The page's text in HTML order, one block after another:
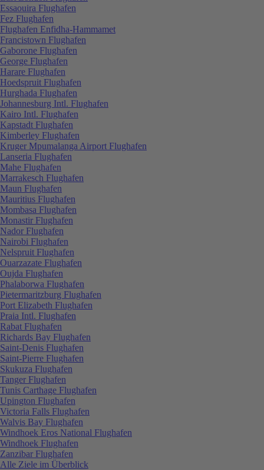
Essaouira Flughafen
Fez Flughafen
Flughafen Enfidha-Hammamet
Francistown Flughafen
Gaborone Flughafen
George Flughafen
Harare Flughafen
Hoedspruit Flughafen
Hurghada Flughafen
Johannesburg Intl. Flughafen
Kairo Intl. Flughafen
Kapstadt Flughafen
Kimberley Flughafen
Kruger Mpumalanga Airport Flughafen
Lanseria Flughafen
Mahe Flughafen
Marrakesch Flughafen
Maun Flughafen
Mauritius Flughafen
Mombasa Flughafen
Monastir Flughafen
Nador Flughafen
Nairobi Flughafen
Nelspruit Flughafen
Ouarzazate Flughafen
Oujda Flughafen
Phalaborwa Flughafen
Pietermaritzburg Flughafen
Port Elizabeth Flughafen
Praia Intl. Flughafen
Rabat Flughafen
Richards Bay Flughafen
Saint-Denis Flughafen
Saint-Pierre Flughafen
Skukuza Flughafen
Tanger Flughafen
Tunis Carthage Flughafen
Upington Flughafen
Victoria Falls Flughafen
Walvis Bay Flughafen
Windhoek Eros National Flughafen
Windhoek Flughafen
Zanzibar Flughafen
Alle Ziele im Überblick